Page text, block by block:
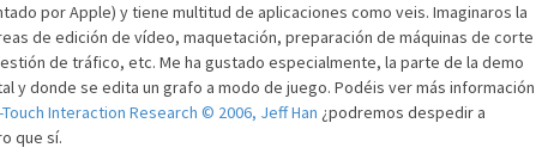
por Apple) y tiene multitud de aplicaciones como veis. Imaginaros la
de edición de vídeo, maquetación, preparación de máquinas de corte
de tráfico, etc. Me ha gustado especialmente, la parte de la demo
y donde se edita un grafo a modo de juego. Podéis ver más información
Interaction Research © 2006, Jeff Han ¿podremos despedir a
que sí.